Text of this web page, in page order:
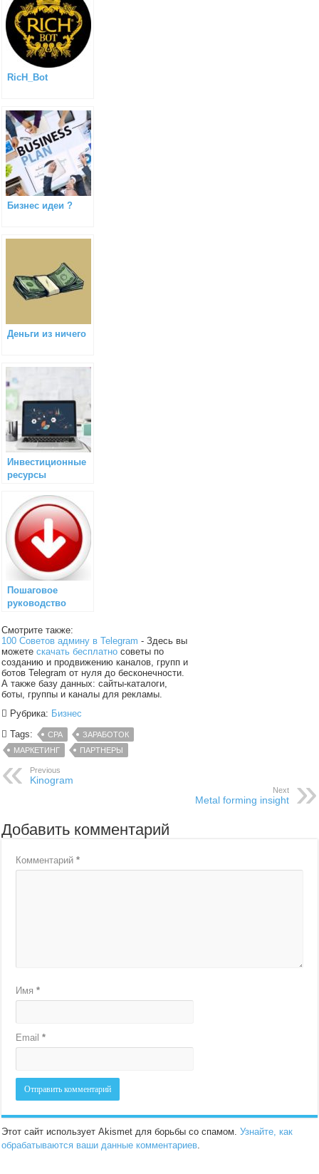
RicH_Bot
Бизнес идеи ?
Деньги из ничего
Инвестиционные
ресурсы
Пошаговое
руководство
Смотрите также:
100 Советов админу в Telegram - Здесь вы
можетескачать бесплатно советы по
созданию и продвижению каналов, групп и
ботов Telegram от нуля до бесконечности.
А также базу данных: сайты-каталоги,
боты, группы и каналы для рекламы.
Рубрика: Бизнес
Tags:
CPA
ЗАРАБОТОК
МАРКЕТИНГ
ПАРТНЕРЫ
Previous
Kinogram
Next
Metal forming insight
Добавить комментарий
Комментарий*
Имя*
Email*
Этот сайт использует Akismet для борьбы со спамом.Узнайте, как
обрабатываются ваши данные комментариев.